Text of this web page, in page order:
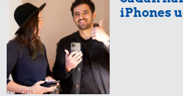
iPhones